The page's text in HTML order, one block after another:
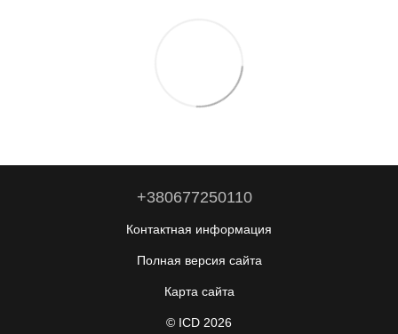
+380677250110
Контактная информация
Полная версия сайта
Карта сайта
© ICD 2026